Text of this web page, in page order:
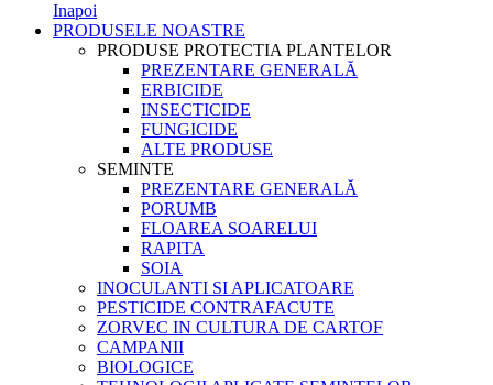
Inapoi
PRODUSELE NOASTRE
PRODUSE PROTECTIA PLANTELOR
PREZENTARE GENERALĂ
ERBICIDE
INSECTICIDE
FUNGICIDE
ALTE PRODUSE
SEMINTE
PREZENTARE GENERALĂ
PORUMB
FLOAREA SOARELUI
RAPITA
SOIA
INOCULANTI SI APLICATOARE
PESTICIDE CONTRAFACUTE
ZORVEC IN CULTURA DE CARTOF
CAMPANII
BIOLOGICE